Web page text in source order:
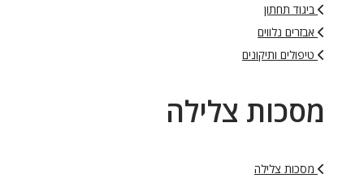
ביגוד תחתון
אבזרים נלווים
טיפולים ותיקונים
מסכות צלילה
מסכות צלילה